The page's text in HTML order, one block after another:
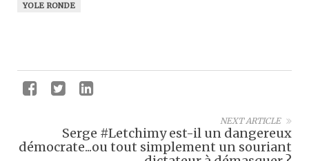
YOLE RONDE
NEXT ARTICLE
Serge #Letchimy est-il un dangereux
démocrate...ou tout simplement un souriant